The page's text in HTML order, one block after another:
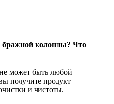
бражной колонны? Что
может быть любой —
продукт
и чистоты.